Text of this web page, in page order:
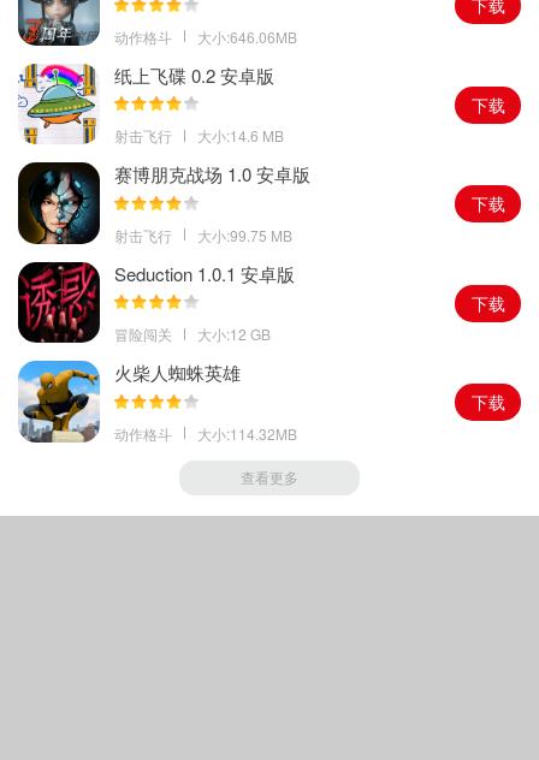
角色养成：
玩家可以通过多种方式培养自己的角色和羽卫，提升羽
卫等级、强化技能等都能增强他们的战斗力。
剧情探索：
游戏拥有丰富且跌宕起伏的主线剧情，玩家在面对重重
算计的同时，需在爱意中步步为营。
模拟经营：
玩家可扩展土地，建造工坊，生产商品以完成订单，并
与其他地区进行贸易往来，努力将荒芜的皇城经营成繁荣的国都。
换装玩法：
锦绣华裳具有多部位拆分的特点，玩家可自由搭配出多
种风格的服饰，还能通过挑战副本获得制衣图纸，亲手制作喜爱的
服饰。
内容介绍
唯美国风画面：游戏采用精细的美术风格，无论是建筑、服饰还是
道具，都充满了古典气息，展现出中国传统文化的独特魅力。
丰富血统系统：游戏中有妖魔、天使、鲛人、文物、草药等数十种
不同血统，每种血统都有其独特的能力和外观。
和技能释放，根据不同的战斗场景和对手特点制定战术。
动作格斗 大小:646.06MB
下载
纸上飞碟 0.2 安卓版
射击飞行 大小:14.6 MB
下载
赛博朋克战场 1.0 安卓版
射击飞行 大小:99.75 MB
下载
Seduction 1.0.1 安卓版
冒险闯关 大小:12 GB
下载
火柴人蜘蛛英雄
动作格斗 大小:114.32MB
下载
查看更多